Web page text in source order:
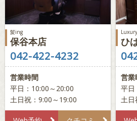
髪ing
保谷本店
042-422-4232
営業時間
平日：10:00～20:00
土日祝：9:00～19:00
ひ
営業
平日
土日